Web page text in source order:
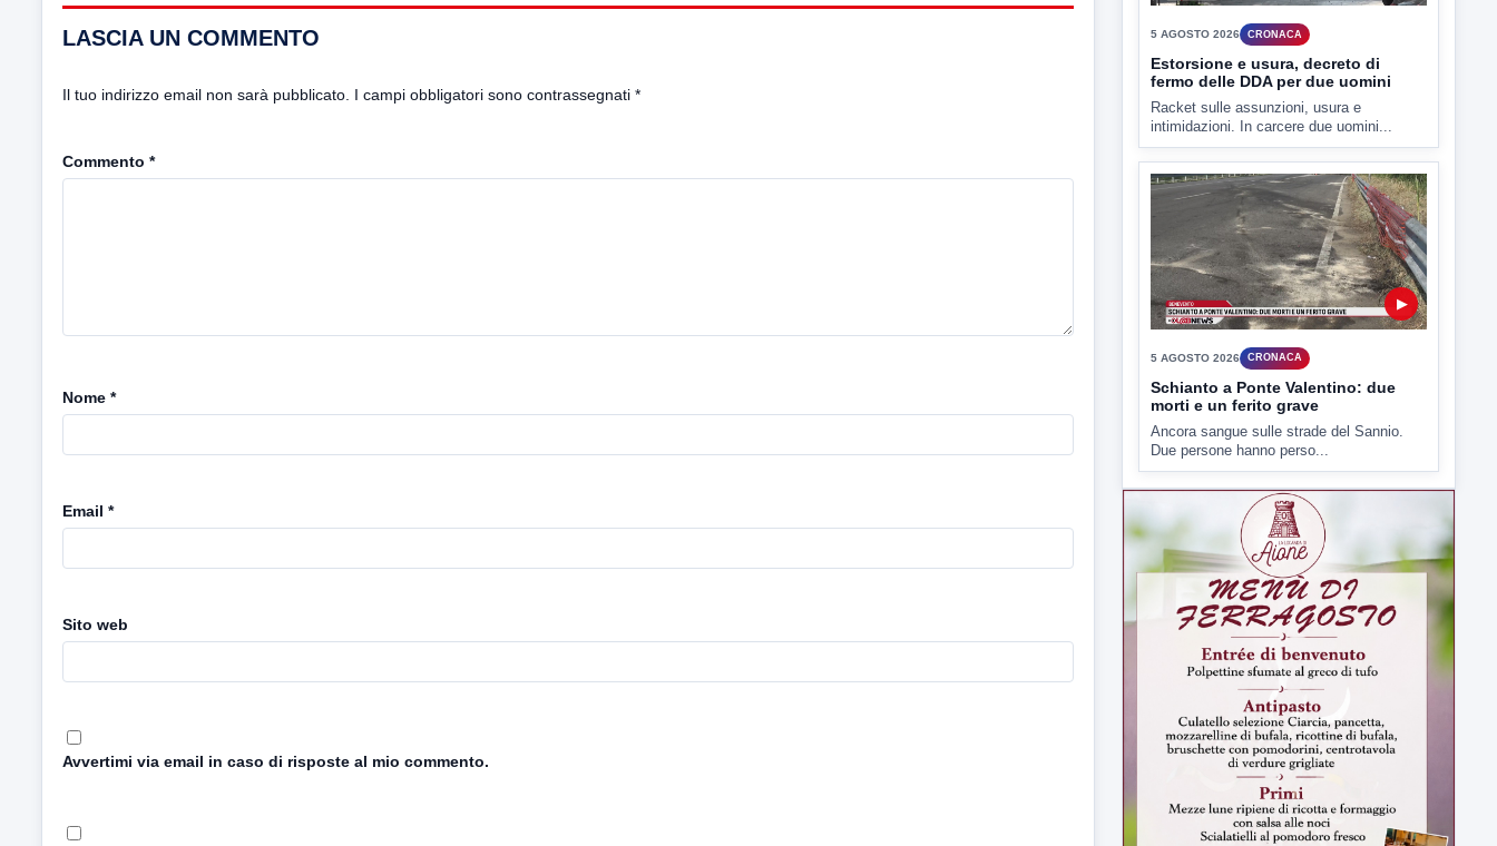
LASCIA UN COMMENTO
Il tuo indirizzo email non sarà pubblicato. I campi obbligatori sono contrassegnati *
Commento *
Nome *
Email *
Sito web
Avvertimi via email in caso di risposte al mio commento.
In carcere i due affiliati al clan Pagnozzi
accusati di...
▶
5 AGOSTO 2026 CRONACA
Estorsione e usura, decreto di
fermo delle DDA per due uomini
Racket sulle assunzioni, usura e
intimidazioni. In carcere due uomini...
5 AGOSTO 2026 CRONACA
Schianto a Ponte Valentino: due
morti e un ferito grave
Ancora sangue sulle strade del Sannio.
Due persone hanno perso...